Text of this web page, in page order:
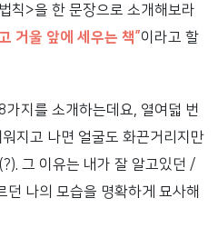
칙>을 한 문장으로 소개해보라
거울 앞에 세우는 책”이라고 할
지를 소개하는데요, 열여덟 번
지고 나면 얼굴도 화끈거리지만
그 이유는 내가 잘 알고있던 /
나의 모습을 명확하게 묘사해